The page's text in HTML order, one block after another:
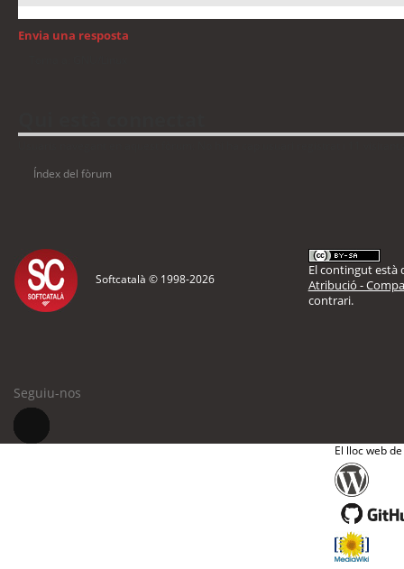
Envia una resposta
Índex del fòrum
Softcatalà © 1998-2026
El contingut està
Atribució -
contrari.
Seguiu-nos
El lloc web